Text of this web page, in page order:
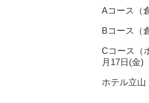
Aコース（
Bコース（
Cコース（
月17日(金)
ホテル立山